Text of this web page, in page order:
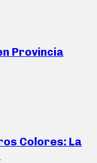
Provincia
Colores: La